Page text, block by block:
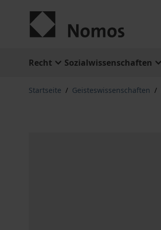
Recht Sozialwissenschaften
Startseite / Geisteswissenschaften /